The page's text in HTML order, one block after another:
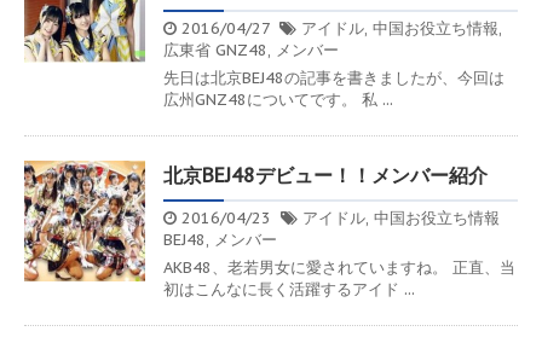
2016/04/27 アイドル, 中国お役立ち情報,
広東省 GNZ48, メンバー
先日は北京BEJ48の記事を書きましたが、今回は
広州GNZ48についてです。 私 ...
北京BEJ48デビュー！！メンバー紹介
2016/04/23 アイドル, 中国お役立ち情報
BEJ48, メンバー
AKB48、老若男女に愛されていますね。 正直、当
初はこんなに長く活躍するアイド ...